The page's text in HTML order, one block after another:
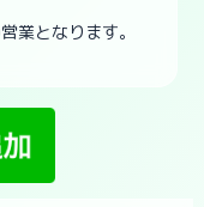
業となります。